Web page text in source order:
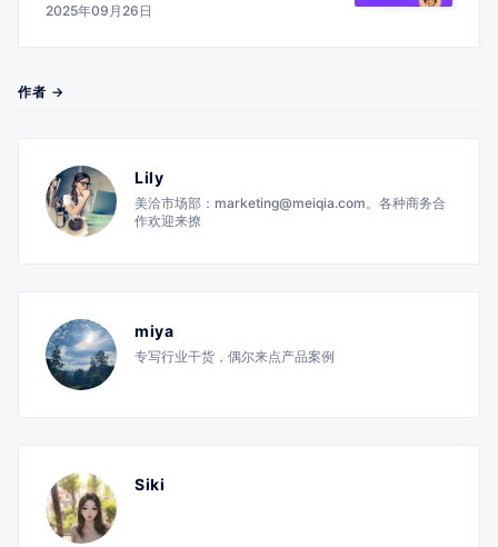
2025年09月26日
作者 →
Lily
美洽市场部：marketing@meiqia.com。各种商务合
作欢迎来撩
miya
专写行业干货，偶尔来点产品案例
Siki